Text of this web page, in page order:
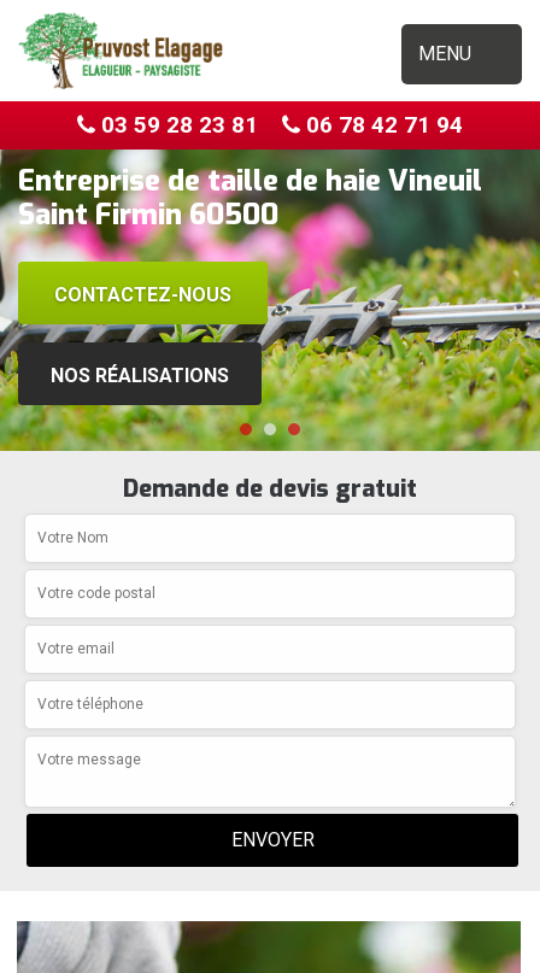
MENU
03 59 28 23 81 06 78 42 71 94
Entreprise de taille de haie Vineuil
Saint Firmin 60500
CONTACTEZ-NOUS
NOS RÉALISATIONS
Demande de devis gratuit